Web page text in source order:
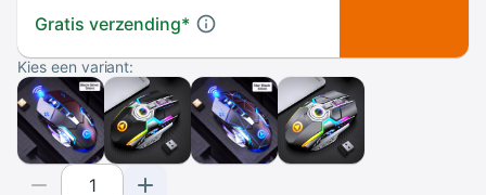
Gratis verzending*
Kies een variant: